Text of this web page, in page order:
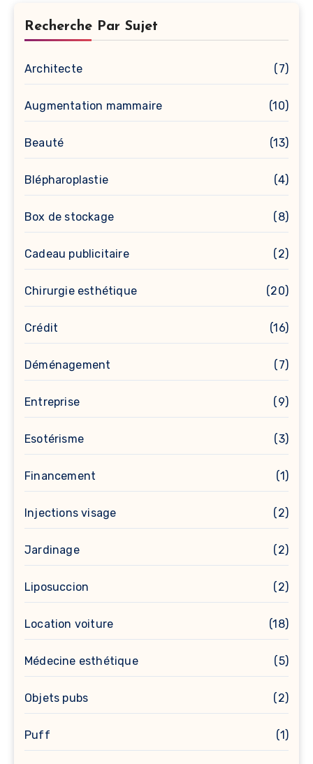
Recherche Par Sujet
Architecte (7)
Augmentation mammaire (10)
Beauté (13)
Blépharoplastie (4)
Box de stockage (8)
Cadeau publicitaire (2)
Chirurgie esthétique (20)
Crédit (16)
Déménagement (7)
Entreprise (9)
Esotérisme (3)
Financement (1)
Injections visage (2)
Jardinage (2)
Liposuccion (2)
Location voiture (18)
Médecine esthétique (5)
Objets pubs (2)
Puff (1)